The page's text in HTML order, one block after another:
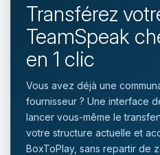
Transférez
TeamSpeak
en 1 clic
Vous avez déjà une
fournisseur ? Une interface
lancer vous-même le
votre structure actuelle et
BoxToPlay, sans repartir de